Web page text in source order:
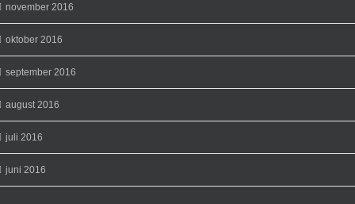
november 2016
oktober 2016
september 2016
august 2016
juli 2016
juni 2016